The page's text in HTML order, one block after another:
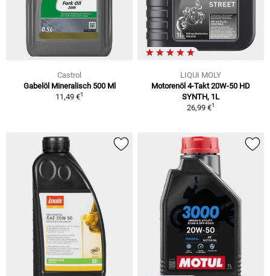
Castrol
Gabelöl Mineralisch 500 Ml
11,49 €1
LIQUI MOLY
Motorenöl 4-Takt 20W-50 HD
SYNTH, 1L
26,99 €1